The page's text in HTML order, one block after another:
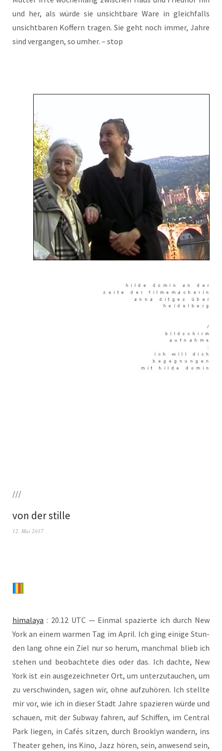
und her, als wür­de sie unsicht­bare Ware in gleich­falls
unsicht­baren Kof­fern tra­gen. Sie geht noch immer, Jah­re
sind ver­gan­gen, so umher. – stop
///
von der stille
12. Mai 2017
hima­la­ya : 20.12 UTC — Ein­mal spa­zier­te ich durch New
York an einem war­men Tag im April. Ich ging eini­ge Stun­
den lang ohne ein Ziel nur so her­um, manch­mal blieb ich
ste­hen und beob­ach­te­te dies oder das. Ich dach­te, New
York ist ein ausge­zeich­neter Ort, um unter­zu­tau­chen, um
zu ver­schwin­den, sagen wir, ohne aufzu­hören. Ich stell­te
mir vor, wie ich in die­ser Stadt Jah­re spa­zie­ren wür­de und
schau­en, mit der Sub­way fah­ren, auf Schif­fen, im Cen­tral
Park lie­gen, in Cafés sit­zen, durch Brook­lyn wan­dern, ins
Thea­ter gehen, ins Kino, Jazz hören, sein, anwe­send sein,